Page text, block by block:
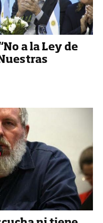
a la Ley de